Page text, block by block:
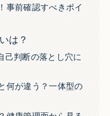
事前確認すべきポイ
は？
判断の落とし穴に
何が違う？一体型の